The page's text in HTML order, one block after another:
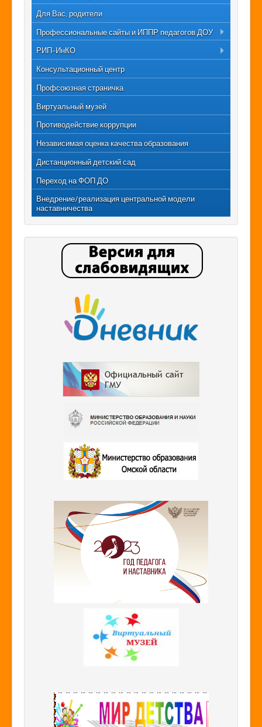
Вторая младшая группа "Радость"
Средняя группа "Теремок"
Средняя группа "Чебурашка"
Старшая группа "Ягодки"
Старшая группа "Цыплята"
Подготовительная группа "Белочки"
Подготовительная группа "Непоседы"
Подготовительная группа "Мальвина"
Для Вас, родители
Профессиональные сайты и ИППР педагогов ДОУ
ИППР педагогов
Профессиональные сайты педагогов ДОУ
РИП-ИнКО
Технические задания
Деятельность команды РИП-ИнКО
Консультационный центр
Профсоюзная страничка
Виртуальный музей
Противодействие коррупции
Независимая оценка качества образования
Дистанционный детский сад
Переход на ФОП ДО
Внедрение/реализация центральной модели
наставничества